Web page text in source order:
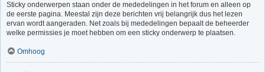
Sticky onderwerpen staan onder de mededelingen in het forum en alleen op
de eerste pagina. Meestal zijn deze berichten vrij belangrijk dus het lezen
ervan wordt aangeraden. Net zoals bij mededelingen bepaalt de beheerder
welke permissies je moet hebben om een sticky onderwerp te plaatsen.
Omhoog